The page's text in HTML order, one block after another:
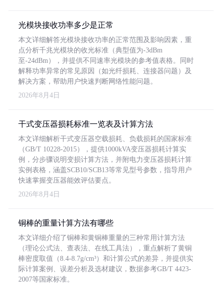
光模块接收功率多少是正常
本文详细解答光模块接收功率的正常范围及影响因素，重
点分析千兆光模块的收光标准（典型值为-3dBm
至-24dBm），并提供不同速率光模块的参考值表格。同时
解释功率异常的常见原因（如光纤损耗、连接器问题）及
解决方案，帮助用户快速判断网络性能问题。
2026年8月4日
干式变压器损耗标准一览表及计算方法
本文详细解析干式变压器空载损耗、负载损耗的国家标准
（GB/T 10228-2015），提供1000kVA变压器损耗计算实
例，分步骤说明变损计算方法，并附电力变压器损耗计算
实例表格，涵盖SCB10/SCB13等常见型号参数，指导用户
快速掌握变压器能效评估要点。
2026年8月4日
铜棒的重量计算方法有哪些
本文详细介绍了铜棒和黄铜棒重量的三种常用计算方法
（理论公式法、查表法、在线工具法），重点解析了黄铜
棒密度取值（8.4-8.7g/cm³）和计算公式的差异，并提供实
际计算案例、误差分析及选材建议，数据参考GB/T 4423-
2007等国家标准。